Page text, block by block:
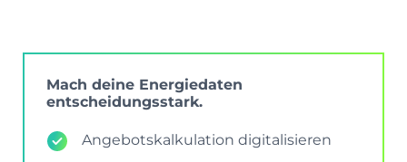
Mach deine Energiedaten
entscheidungsstark.
Angebotskalkulation digitalisieren